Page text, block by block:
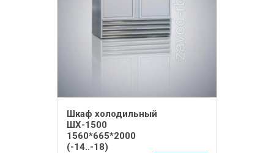
Шкаф холодильный
ШХ-1500
1560*665*2000
(-14..-18)